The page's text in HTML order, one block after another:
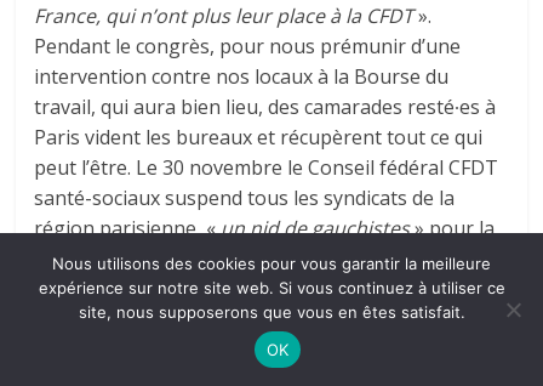
France, qui n’ont plus leur place à la CFDT».
Pendant le congrès, pour nous prémunir d’une
intervention contre nos locaux à la Bourse du
travail, qui aura bien lieu, des camarades resté∙es à
Paris vident les bureaux et récupèrent tout ce qui
peut l’être. Le 30 novembre le Conseil fédéral CFDT
santé-sociaux suspend tous les syndicats de la
région parisienne, «un nid de gauchistes» pour la
direction fédérale. Les griefs : le 13 octobre, le CRC
était avec la coordination infirmière et pas avec sa
fédération ; ses locaux, ses lignes téléphoniques
étaient occupées par les coordinations ; le CRC a
Nous utilisons des cookies pour vous garantir la meilleure
expérience sur notre site web. Si vous continuez à utiliser ce
site, nous supposerons que vous en êtes satisfait.
OK